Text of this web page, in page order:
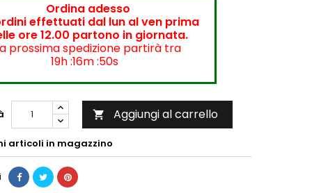
Ordina adesso
effettuati dal lun al ven prima
ore 12.00 partono in giornata.
prossima spedizione partirà tra
19h :16m :50s
 Aggiungi al carrello
articoli in magazzino